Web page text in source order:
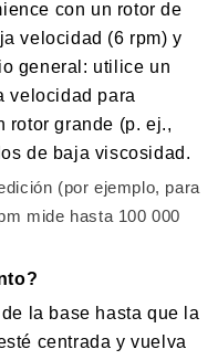
con un rotor de
velocidad (6 rpm) y
general: utilice un
velocidad para
rotor grande (p. ej.,
de baja viscosidad.
(por ejemplo, para
mide hasta 100 000
la base hasta que la
centrada y vuelva